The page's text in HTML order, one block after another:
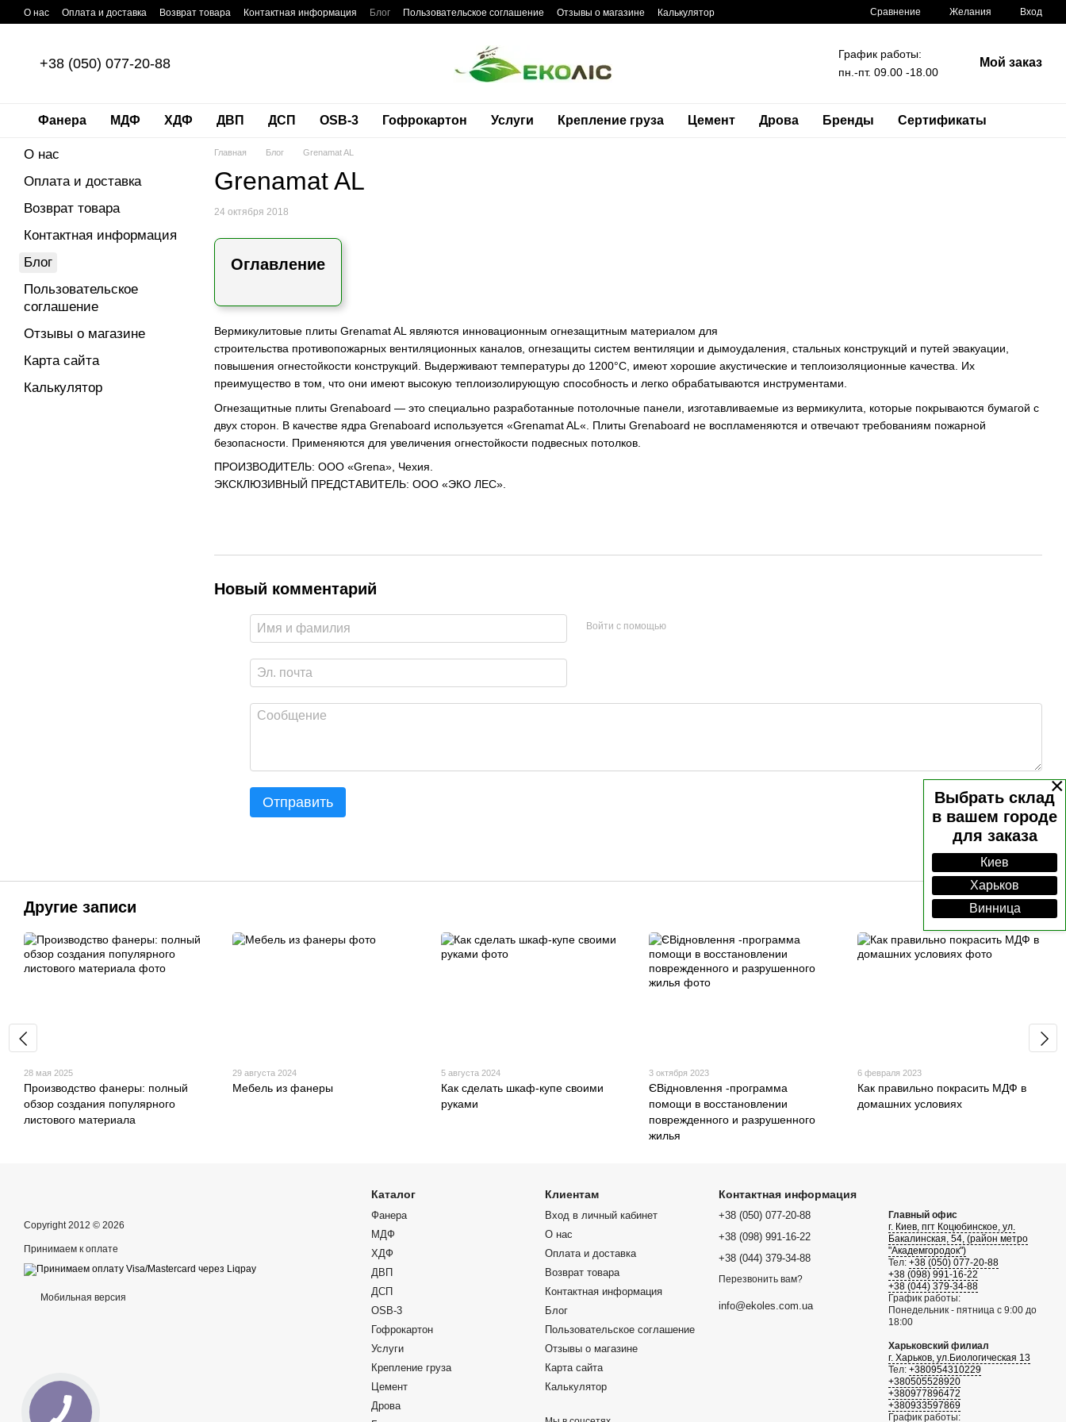
Перейти к основному контенту
×
Выбрать склад
в вашем городе
для заказа
Киев
Харьков
Винница
О нас Оплата и доставка Возврат товара Контактная информация Блог Пользовательское соглашение Отзывы о магазине Калькулятор Сравнение Желания Вход
+38 (050) 077-20-88
График работы:
пн.-пт. 09.00 -18.00
Мой заказ
Фанера МДФ ХДФ ДВП ДСП OSB-3 Гофрокартон Услуги Крепление груза Цемент Дрова Бренды Сертификаты
Главная Блог Grenamat AL
Grenamat AL
24 октября 2018
Оглавление
Вермикулитовые плиты Grenamat AL являются инновационным огнезащитным материалом для
строительства противопожарных вентиляционных каналов, огнезащиты систем вентиляции и дымоудаления, стальных конструкций и путей эвакуации,
повышения огнестойкости конструкций. Выдерживают температуры до 1200°С, имеют хорошие акустические и теплоизоляционные качества. Их
преимущество в том, что они имеют высокую теплоизолирующую способность и легко обрабатываются инструментами.
Огнезащитные плиты Grenaboard — это специально разработанные потолочные панели, изготавливаемые из вермикулита, которые покрываются бумагой с
двух сторон. В качестве ядра Grenaboard используется «Grenamat AL«. Плиты Grenaboard не воспламеняются и отвечают требованиям пожарной
безопасности. Применяются для увеличения огнестойкости подвесных потолков.
ПРОИЗВОДИТЕЛЬ: ООО «Grena», Чехия.
ЭКСКЛЮЗИВНЫЙ ПРЕДСТАВИТЕЛЬ: ООО «ЭКО ЛЕС».
Новый комментарий
Войти с помощью
Отправить
О нас
Оплата и доставка
Возврат товара
Контактная информация
Блог
Пользовательское
соглашение
Отзывы о магазине
Карта сайта
Калькулятор
Другие записи
28 мая 2025
Производство фанеры: полный
обзор создания популярного
листового материала
29 августа 2024
Мебель из фанеры
5 августа 2024
Как сделать шкаф-купе своими
руками
3 октября 2023
ЄВідновлення -программа
помощи в восстановлении
поврежденного и разрушенного
жилья
6 февраля 2023
Как правильно покрасить МДФ в
домашних условиях
Copyright 2012 © 2026
Принимаем к оплате
Мобильная версия
Каталог
Фанера
МДФ
ХДФ
ДВП
ДСП
OSB-3
Гофрокартон
Услуги
Крепление груза
Цемент
Дрова
Клиентам
Вход в личный кабинет
О нас
Оплата и доставка
Возврат товара
Контактная информация
Блог
Пользовательское соглашение
Отзывы о магазине
Карта сайта
Калькулятор
Контактная информация
+38 (050) 077-20-88
+38 (098) 991-16-22
+38 (044) 379-34-88
Перезвонить вам?
info@ekoles.com.ua
Главный офис
г. Киев, пгт Коцюбинское, ул.
Бакалинская, 54, (район метро
"Академгородок")
Тел: +38 (050) 077-20-88
+38 (098) 991-16-22
+38 (044) 379-34-88
График работы:
Понедельник - пятница с 9:00 до
18:00
Харьковский филиал
г. Харьков, ул.Биологическая 13
Тел: +380954310229
+380505528920
+380977896472
+380933597869
График работы: